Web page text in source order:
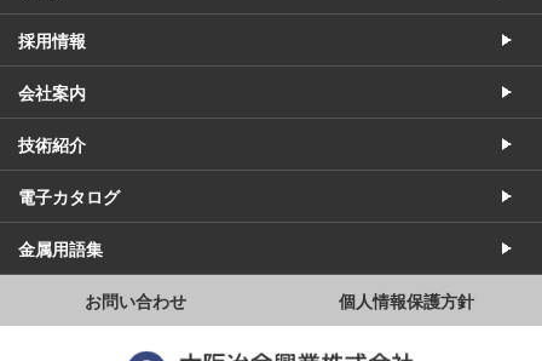
採用情報
会社案内
技術紹介
電子カタログ
金属用語集
お問い合わせ 個人情報保護方針